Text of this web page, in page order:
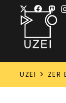
UZEI ZER